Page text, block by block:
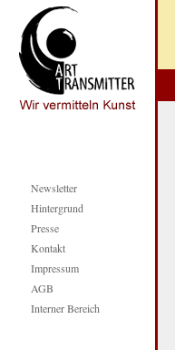
Newsletter
Hintergrund
Presse
Kontakt
Impressum
AGB
Interner Bereich